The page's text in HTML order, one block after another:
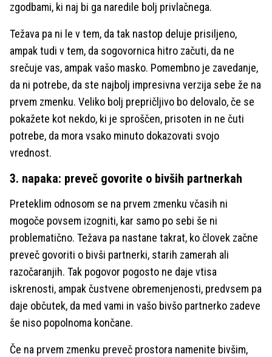
zgodbami, ki naj bi ga naredile bolj privlačnega.
Težava pa ni le v tem, da tak nastop deluje prisiljeno,
ampak tudi v tem, da sogovornica hitro začuti, da ne
srečuje vas, ampak vašo masko. Pomembno je zavedanje,
da ni potrebe, da ste najbolj impresivna verzija sebe že na
prvem zmenku. Veliko bolj prepričljivo bo delovalo, če se
pokažete kot nekdo, ki je sproščen, prisoten in ne čuti
potrebe, da mora vsako minuto dokazovati svojo
vrednost.
3. napaka: preveč govorite o bivših partnerkah
Preteklim odnosom se na prvem zmenku včasih ni
mogoče povsem izogniti, kar samo po sebi še ni
problematično. Težava pa nastane takrat, ko človek začne
preveč govoriti o bivši partnerki, starih zamerah ali
razočaranjih. Tak pogovor pogosto ne daje vtisa
iskrenosti, ampak čustvene obremenjenosti, predvsem pa
daje občutek, da med vami in vašo bivšo partnerko zadeve
še niso popolnoma končane.
Če na prvem zmenku preveč prostora namenite bivšim,